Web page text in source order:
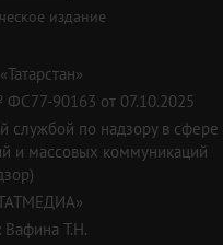
издание
90163 от 07.10.2025
службой по надзору в сфере
и массовых коммуникаций
Вафина Т.Н.